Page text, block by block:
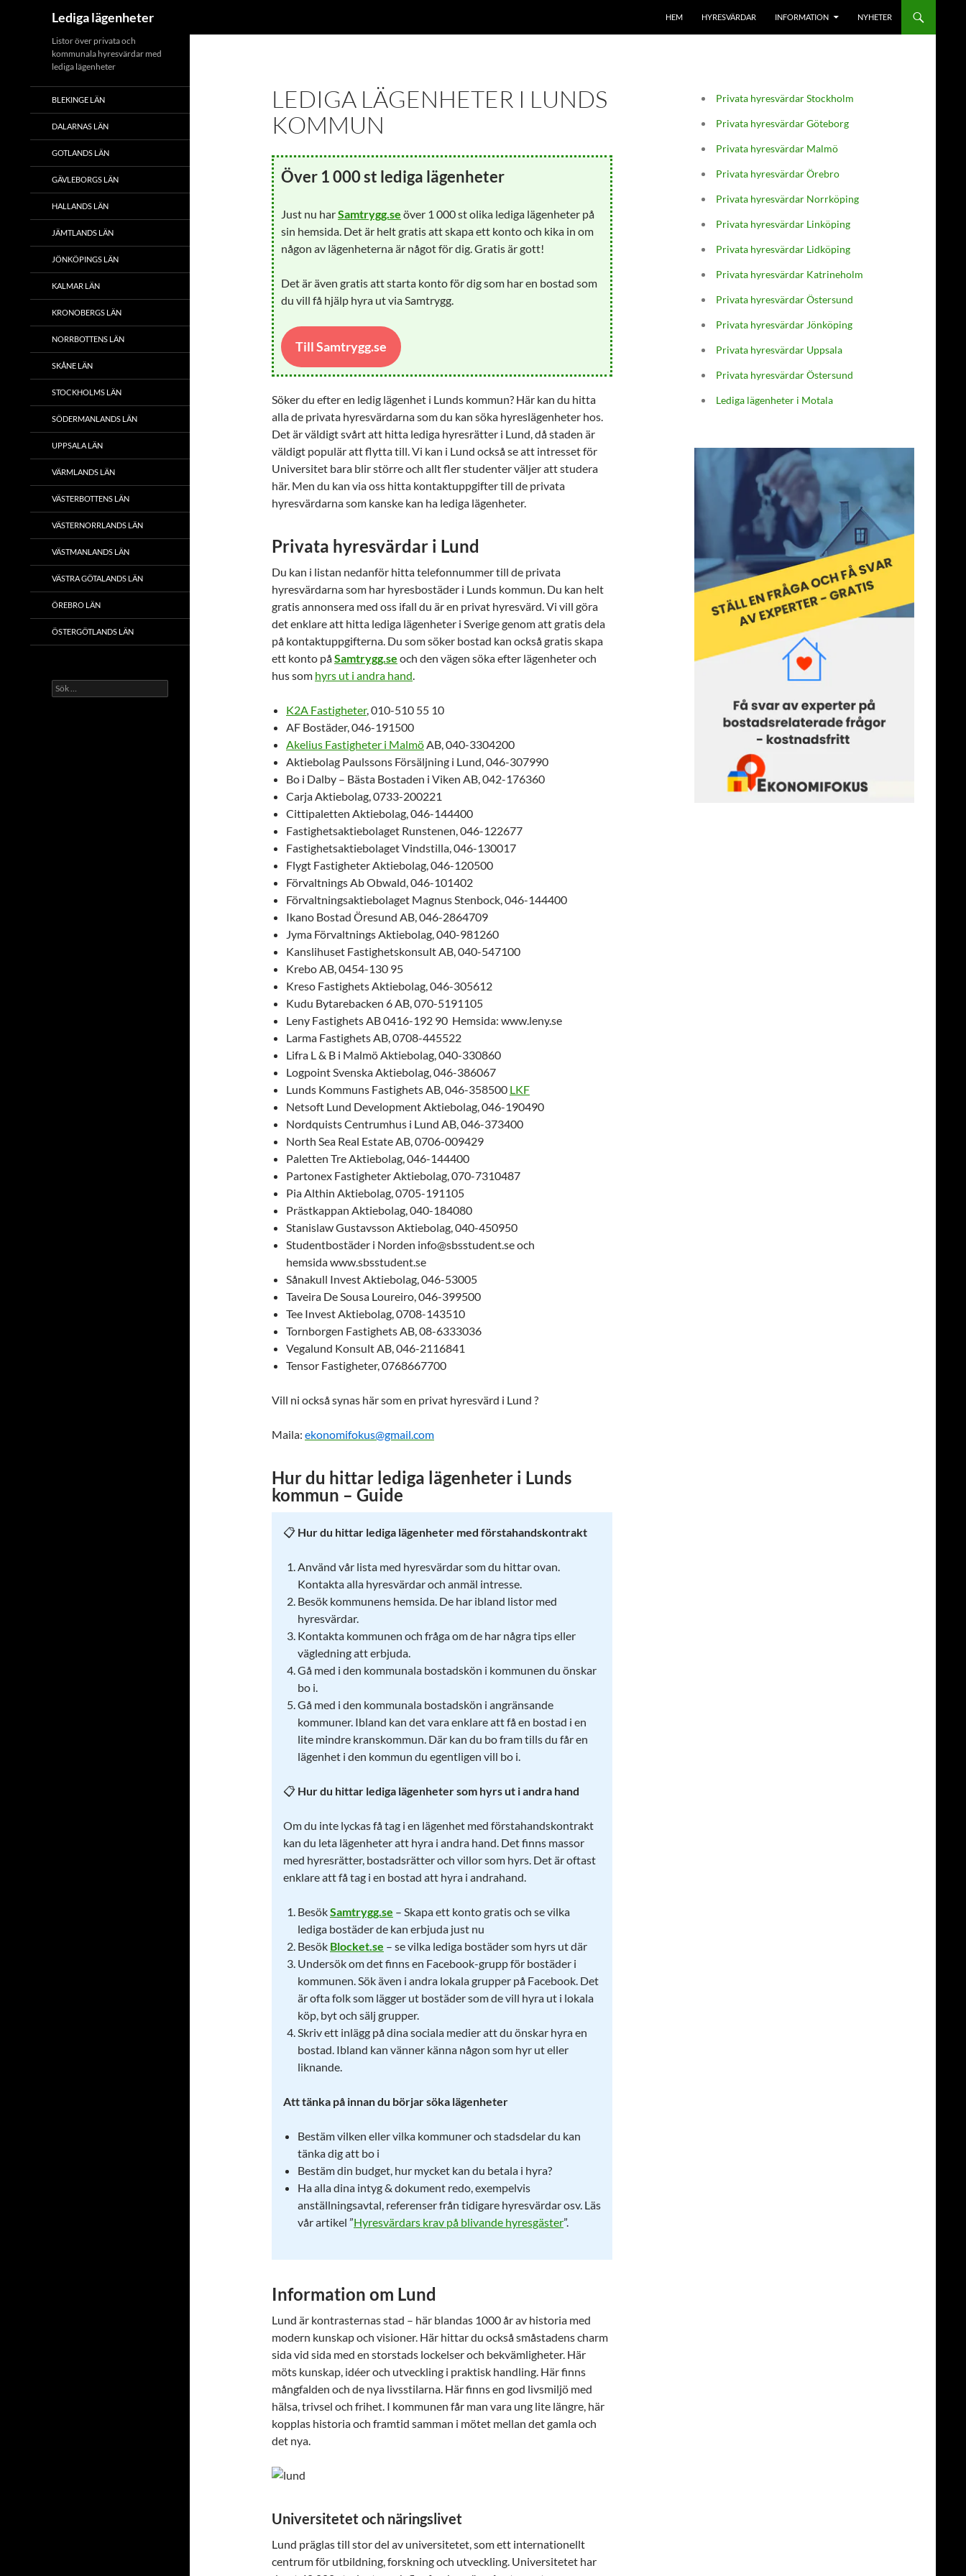
Lediga lägenheter HEM HYRESVÄRDAR INFORMATION NYHETER
LEDIGA LÄGENHETER I LUNDS
KOMMUN
Över 1 000 st lediga lägenheter
Just nu harSamtrygg.se över 1 000 st olika lediga lägenheter på
sin hemsida. Det är helt gratis att skapa ett konto och kika in om
någon av lägenheterna är något för dig. Gratis är gott!
Det är även gratis att starta konto för dig som har en bostad som
du vill få hjälp hyra ut via Samtrygg.
Till Samtrygg.se
Söker du efter en ledig lägenhet i Lunds kommun? Här kan du hitta
alla de privata hyresvärdarna som du kan söka hyreslägenheter hos.
Det är väldigt svårt att hitta lediga hyresrätter i Lund, då staden är
väldigt populär att flytta till. Vi kan i Lund också se att intresset för
Universitet bara blir större och allt fler studenter väljer att studera
här. Men du kan via oss hitta kontaktuppgifter till de privata
hyresvärdarna som kanske kan ha lediga lägenheter.
Privata hyresvärdar i Lund
Du kan i listan nedanför hitta telefonnummer till de privata
hyresvärdarna som har hyresbostäder i Lunds kommun. Du kan helt
gratis annonsera med oss ifall du är en privat hyresvärd. Vi vill göra
det enklare att hitta lediga lägenheter i Sverige genom att gratis dela
på kontaktuppgifterna. Du som söker bostad kan också gratis skapa
ett konto påSamtrygg.se och den vägen söka efter lägenheter och
hus som hyrs ut i andra hand.
K2A Fastigheter, 010-510 55 10
AF Bostäder, 046-191500
Akelius Fastigheter i MalmöAB, 040-3304200
Aktiebolag Paulssons Försäljning i Lund, 046-307990
Bo i Dalby – Bästa Bostaden i Viken AB, 042-176360
Carja Aktiebolag, 0733-200221
Cittipaletten Aktiebolag, 046-144400
Fastighetsaktiebolaget Runstenen, 046-122677
Fastighetsaktiebolaget Vindstilla, 046-130017
Flygt Fastigheter Aktiebolag, 046-120500
Förvaltnings Ab Obwald, 046-101402
Förvaltningsaktiebolaget Magnus Stenbock, 046-144400
Ikano Bostad Öresund AB, 046-2864709
Jyma Förvaltnings Aktiebolag, 040-981260
Kanslihuset Fastighetskonsult AB, 040-547100
Krebo AB, 0454-130 95
Kreso Fastighets Aktiebolag, 046-305612
Kudu Bytarebacken 6 AB, 070-5191105
Leny Fastighets AB 0416-192 90 Hemsida: www.leny.se
Larma Fastighets AB, 0708-445522
Lifra L & B i Malmö Aktiebolag, 040-330860
Logpoint Svenska Aktiebolag, 046-386067
Lunds Kommuns Fastighets AB, 046-358500 LKF
Netsoft Lund Development Aktiebolag, 046-190490
Nordquists Centrumhus i Lund AB, 046-373400
North Sea Real Estate AB, 0706-009429
Paletten Tre Aktiebolag, 046-144400
Partonex Fastigheter Aktiebolag, 070-7310487
Pia Althin Aktiebolag, 0705-191105
Prästkappan Aktiebolag, 040-184080
Stanislaw Gustavsson Aktiebolag, 040-450950
Studentbostäder i Norden info@sbsstudent.se och
hemsida www.sbsstudent.se
Sånakull Invest Aktiebolag, 046-53005
Taveira De Sousa Loureiro, 046-399500
Tee Invest Aktiebolag, 0708-143510
Tornborgen Fastighets AB, 08-6333036
Vegalund Konsult AB, 046-2116841
Tensor Fastigheter, 0768667700
Vill ni också synas här som en privat hyresvärd i Lund ?
Maila: ekonomifokus@gmail.com
Hur du hittar lediga lägenheter i Lunds
kommun – Guide
📋 Hur du hittar lediga lägenheter med förstahandskontrakt
Använd vår lista med hyresvärdar som du hittar ovan.
Kontakta alla hyresvärdar och anmäl intresse.
Besök kommunens hemsida. De har ibland listor med
hyresvärdar.
Kontakta kommunen och fråga om de har några tips eller
vägledning att erbjuda.
Gå med i den kommunala bostadskön i kommunen du önskar
bo i.
Gå med i den kommunala bostadskön i angränsande
kommuner. Ibland kan det vara enklare att få en bostad i en
lite mindre kranskommun. Där kan du bo fram tills du får en
lägenhet i den kommun du egentligen vill bo i.
📋 Hur du hittar lediga lägenheter som hyrs ut i andra hand
Om du inte lyckas få tag i en lägenhet med förstahandskontrakt
kan du leta lägenheter att hyra i andra hand. Det finns massor
med hyresrätter, bostadsrätter och villor som hyrs. Det är oftast
enklare att få tag i en bostad att hyra i andrahand.
BesökSamtrygg.se – Skapa ett konto gratis och se vilka
lediga bostäder de kan erbjuda just nu
Besök Blocket.se – se vilka lediga bostäder som hyrs ut där
Undersök om det finns en Facebook-grupp för bostäder i
kommunen. Sök även i andra lokala grupper på Facebook. Det
är ofta folk som lägger ut bostäder som de vill hyra ut i lokala
köp, byt och sälj grupper.
Skriv ett inlägg på dina sociala medier att du önskar hyra en
bostad. Ibland kan vänner känna någon som hyr ut eller
liknande.
Att tänka på innan du börjar söka lägenheter
Bestäm vilken eller vilka kommuner och stadsdelar du kan
tänka dig att bo i
Bestäm din budget, hur mycket kan du betala i hyra?
Ha alla dina intyg & dokument redo, exempelvis
anställningsavtal, referenser från tidigare hyresvärdar osv. Läs
vår artikel ”Hyresvärdars krav på blivande hyresgäster”.
Information om Lund
Lund är kontrasternas stad – här blandas 1000 år av historia med
modern kunskap och visioner. Här hittar du också småstadens charm
sida vid sida med en storstads lockelser och bekvämligheter. Här
möts kunskap, idéer och utveckling i praktisk handling. Här finns
mångfalden och de nya livsstilarna. Här finns en god livsmiljö med
hälsa, trivsel och frihet. I kommunen får man vara ung lite längre, här
kopplas historia och framtid samman i mötet mellan det gamla och
det nya.
Universitetet och näringslivet
Lund präglas till stor del av universitetet, som ett internationellt
centrum för utbildning, forskning och utveckling. Universitetet har
Privata hyresvärdar Stockholm
Privata hyresvärdar Göteborg
Privata hyresvärdar Malmö
Privata hyresvärdar Örebro
Privata hyresvärdar Norrköping
Privata hyresvärdar Linköping
Privata hyresvärdar Lidköping
Privata hyresvärdar Katrineholm
Privata hyresvärdar Östersund
Privata hyresvärdar Jönköping
Privata hyresvärdar Uppsala
Privata hyresvärdar Östersund
Lediga lägenheter i Motala
Listor över privata och
kommunala hyresvärdar med
lediga lägenheter
BLEKINGE LÄN
DALARNAS LÄN
GOTLANDS LÄN
GÄVLEBORGS LÄN
HALLANDS LÄN
JÄMTLANDS LÄN
JÖNKÖPINGS LÄN
KALMAR LÄN
KRONOBERGS LÄN
NORRBOTTENS LÄN
SKÅNE LÄN
STOCKHOLMS LÄN
SÖDERMANLANDS LÄN
UPPSALA LÄN
VÄRMLANDS LÄN
VÄSTERBOTTENS LÄN
VÄSTERNORRLANDS LÄN
VÄSTMANLANDS LÄN
VÄSTRA GÖTALANDS LÄN
ÖREBRO LÄN
ÖSTERGÖTLANDS LÄN
Sök
efter: